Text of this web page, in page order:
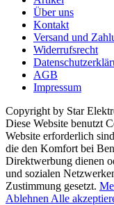
Über uns
Kontakt
Versand und
Widerrufsrecht
AGB
Impressum
Copyright by Star
Diese Website benutzt
Website erforderlich
die den Komfort bei
Direktwerbung dienen
und sozialen
Zustimmung gesetzt.
Ablehnen Alle